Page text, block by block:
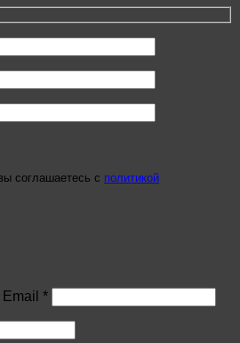
соглашаетесь с политикой
*